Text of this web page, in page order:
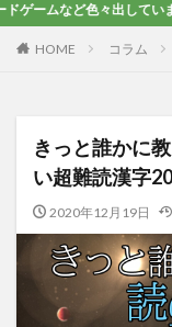
います。詳しくはここを
HOME コラム
きっと誰かに
い超難読漢字
2020年12月19日